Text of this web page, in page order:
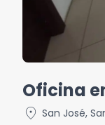
Oficina
location_on San José,